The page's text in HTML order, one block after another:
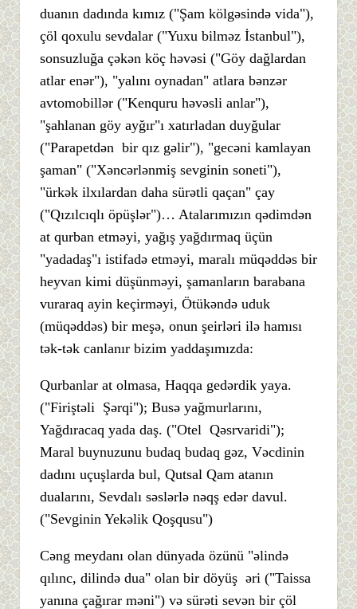
duanın dadında kımız ("Şam kölgəsində vida"),
çöl qoxulu sevdalar ("Yuxu bilməz İstanbul"),
sonsuzluğa çəkən köç həvəsi ("Göy dağlardan
atlar enər"), "yalını oynadan" atlara bənzər
avtomobillər ("Kenquru həvəsli anlar"),
"şahlanan göy ayğır"ı xatırladan duyğular
("Parapetdən bir qız gəlir"), "gecəni kamlayan
şaman" ("Xəncərlənmiş sevginin soneti"),
"ürkək ilxılardan daha sürətli qaçan" çay
("Qızılcıqlı öpüşlər")… Atalarımızın qədimdən
at qurban etməyi, yağış yağdırmaq üçün
"yadadaş"ı istifadə etməyi, maralı müqəddəs bir
heyvan kimi düşünməyi, şamanların barabana
vuraraq ayin keçirməyi, Ötükəndə uduk
(müqəddəs) bir meşə, onun şeirləri ilə hamısı
tək-tək canlanır bizim yaddaşımızda:
Qurbanlar at olmasa, Haqqa gedərdik yaya.
("Firiştəli Şərqi"); Busə yağmurlarını,
Yağdıracaq yada daş. ("Otel Qəsrvaridi");
Maral buynuzunu budaq budaq gəz, Vəcdinin
dadını uçuşlarda bul, Qutsal Qam atanın
dualarını, Sevdalı səslərlə nəqş edər davul.
("Sevginin Yekəlik Qoşqusu")
Cəng meydanı olan dünyada özünü "əlində
qılınc, dilində dua" olan bir döyüş əri ("Taissa
yanına çağırar məni") və sürəti sevən bir çöl